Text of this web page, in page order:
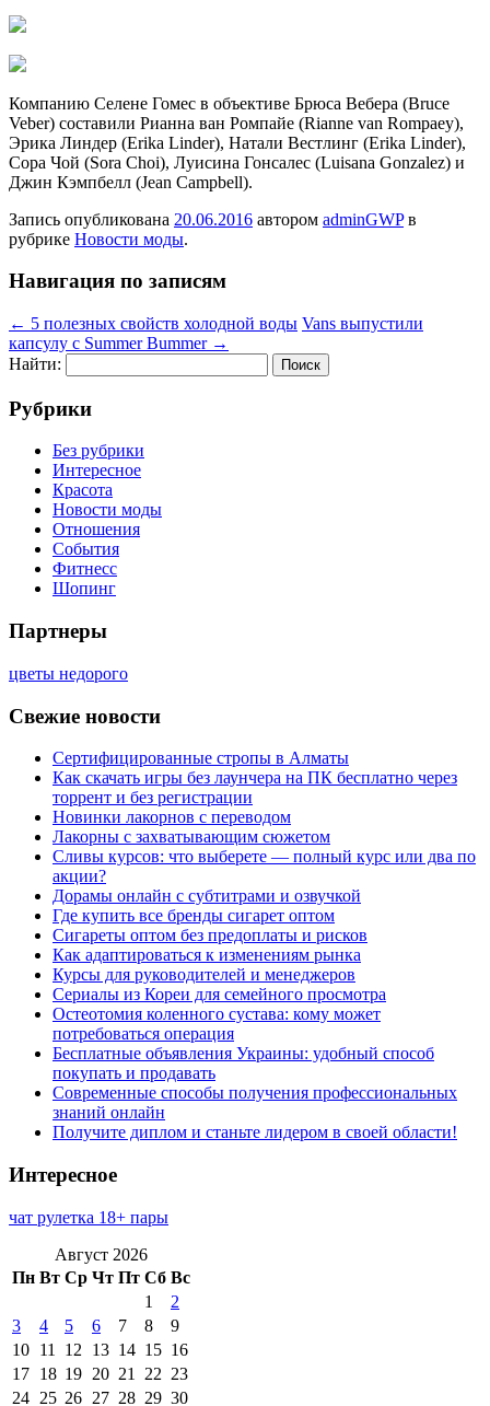
Компанию Селене Гомес в объективе Брюса Вебера (Bruce
Veber) составили Рианна ван Ромпайе (Rianne van Rompaey),
Эрика Линдер (Erika Linder), Натали Вестлинг (Erika Linder),
Сора Чой (Sora Choi), Луисина Гонсалес (Luisana Gonzalez) и
Джин Кэмпбелл (Jean Campbell).
Запись опубликована 20.06.2016 автором adminGWPв
рубрике Новости моды.
Навигация по записям
← 5 полезных свойств холодной воды Vans выпустили
капсулу с Summer Bummer →
Найти:
Рубрики
Без рубрики
Интересное
Красота
Новости моды
Отношения
События
Фитнесс
Шопинг
Партнеры
цветы недорого
Свежие новости
Сертифицированные стропы в Алматы
Как скачать игры без лаунчера на ПК бесплатно через
торрент и без регистрации
Новинки лакорнов с переводом
Лакорны с захватывающим сюжетом
Сливы курсов: что выберете — полный курс или два по
акции?
Дорамы онлайн с субтитрами и озвучкой
Где купить все бренды сигарет оптом
Сигареты оптом без предоплаты и рисков
Как адаптироваться к изменениям рынка
Курсы для руководителей и менеджеров
Сериалы из Кореи для семейного просмотра
Остеотомия коленного сустава: кому может
потребоваться операция
Бесплатные объявления Украины: удобный способ
покупать и продавать
Современные способы получения профессиональных
знаний онлайн
Получите диплом и станьте лидером в своей области!
Интересное
чат рулетка 18+ пары
Август 2026
Пн Вт Ср Чт Пт Сб Вс
1
2
3
4 5 6 7 8
9
10 11 12 13 14 15 16
17 18 19 20 21 22 23
24 25 26 27 28 29 30